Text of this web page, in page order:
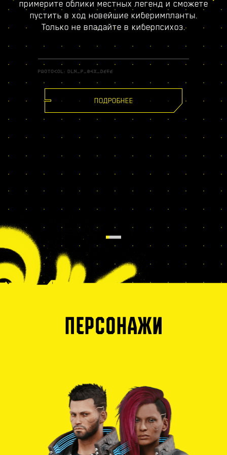
примерите облики местных легенд и сможете
пустить в ход новейшие киберимпланты.
Только не впадайте в киберпсихоз.
ПОДРОБНЕЕ
ПЕРСОНАЖИ